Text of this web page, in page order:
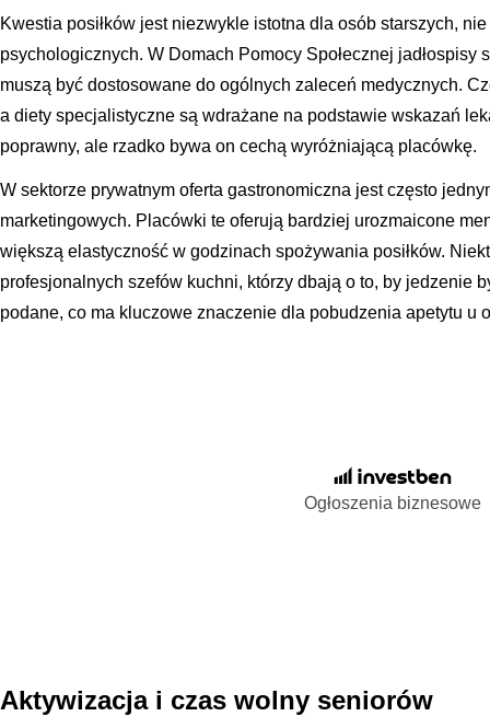
Kwestia posiłków jest niezwykle istotna dla osób starszych,
psychologicznych. W Domach Pomocy Społecznej jadłospisy
muszą być dostosowane do ogólnych zaleceń medycznych.
a diety specjalistyczne są wdrażane na podstawie wskazań
poprawny, ale rzadko bywa on cechą wyróżniającą placówkę.
W sektorze prywatnym oferta gastronomiczna jest często
marketingowych. Placówki te oferują bardziej urozmaicone
większą elastyczność w godzinach spożywania posiłków.
profesjonalnych szefów kuchni, którzy dbają o to, by jedzenie
podane, co ma kluczowe znaczenie dla pobudzenia apetytu u
Ogłoszenia biznesowe
Aktywizacja i czas wolny seniorów